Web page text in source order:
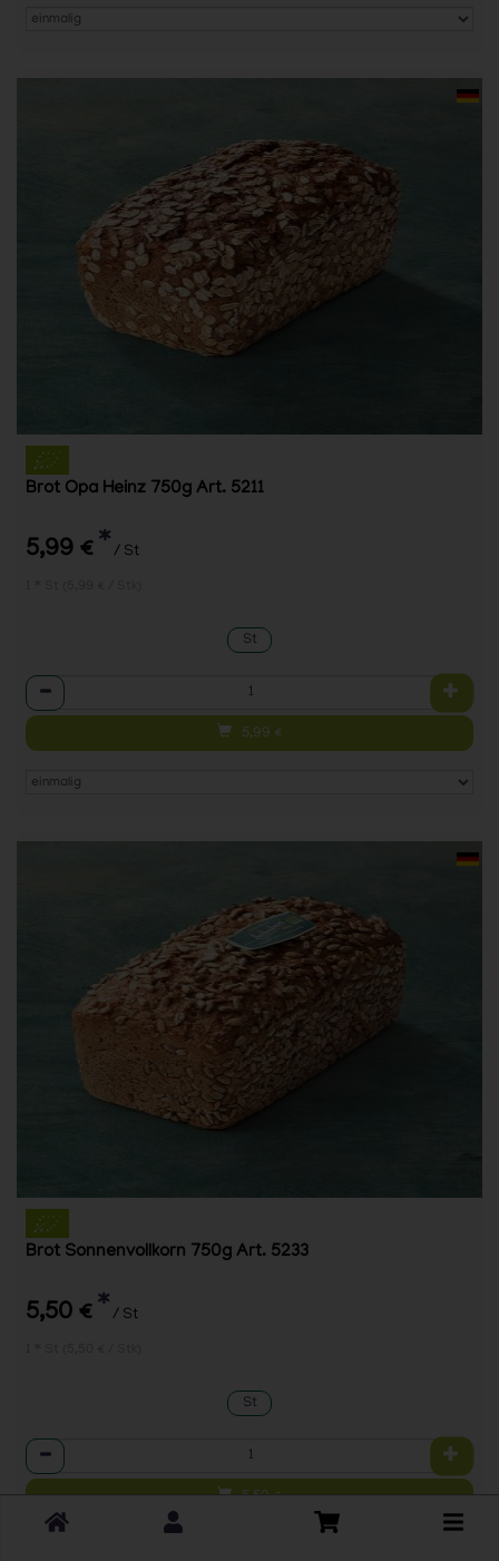
Brot Opa Heinz 750g Art. 5211
5,99 € * / St
St
Anzahl
5,99 €
Brot Sonnenvollkorn 750g Art. 5233
5,50 € * / St
St
Anzahl
5,50€
Toggle